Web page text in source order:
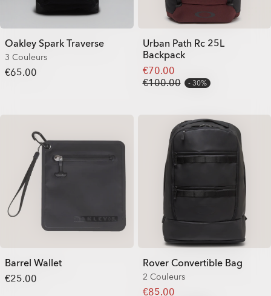
Oakley Spark Traverse
3 Couleurs
€65.00
Urban Path Rc 25L
Backpack
€70.00
€100.00
30%
Barrel Wallet
€25.00
Rover Convertible Bag
2 Couleurs
€85.00